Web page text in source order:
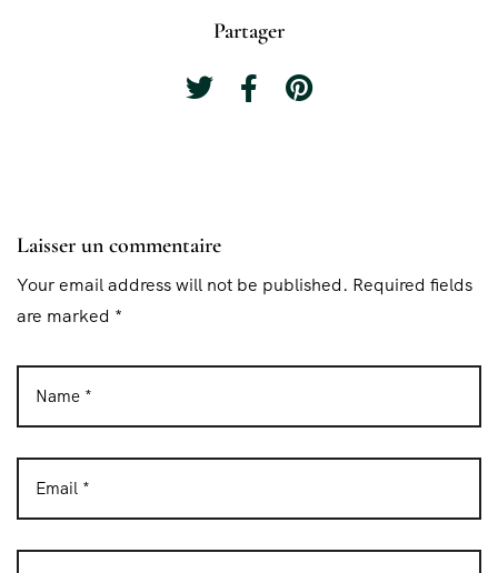
Partager
Laisser un commentaire
Your email address will not be published. Required fields
are marked *